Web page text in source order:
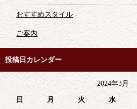
おすすめスタイル
ご案内
投稿日カレンダー
2024年3月
日 月 火 水